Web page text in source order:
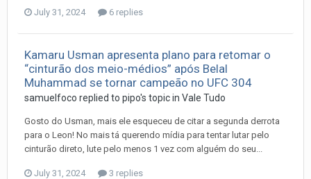
July 31, 2024 6 replies
Kamaru Usman apresenta plano para retomar o
“cinturão dos meio-médios” após Belal
Muhammad se tornar campeão no UFC 304
samuelfoco replied to pipo's topic in Vale Tudo
Gosto do Usman, mais ele esqueceu de citar a segunda derrota
para o Leon! No mais tá querendo mídia para tentar lutar pelo
cinturão direto, lute pelo menos 1 vez com alguém do seu...
July 31, 2024 3 replies